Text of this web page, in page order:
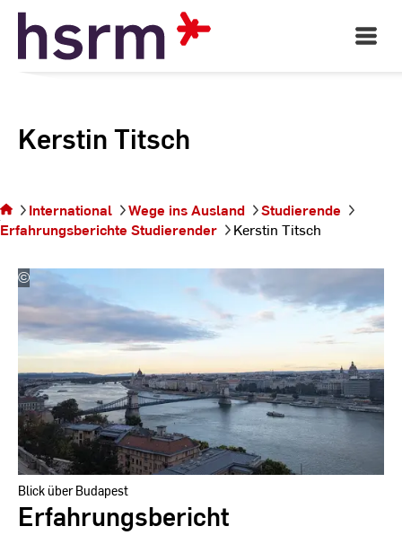
Skip
Content
Open
Main
Kerstin Titsch
sich auf
der
Seite
Titsch
International Wege ins Ausland
Studierende
Erfahrungsberichte Studierender
Kerstin Titsch
©
Kerstin
|
Hochschule
RheinMain
Blick über Budapest
Erfahrungsbericht